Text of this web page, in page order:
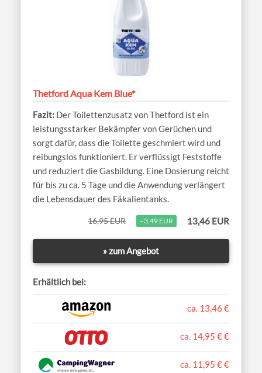
Thetford Aqua Kem Blue*
Der Toilettenzusatz von Thetford ist ein
leistungsstarker Bekämpfer von Gerüchen und
sorgt dafür, dass die Toilette geschmiert wird und
reibungslos funktioniert. Er verflüssigt Feststoffe
und reduziert die Gasbildung. Eine Dosierung reicht
für bis zu ca. 5 Tage und die Anwendung verlängert
die Lebensdauer des Fäkalientanks.
16,95 EUR −3,49 EUR 13,46 EUR
» zum Angebot
Erhältlich bei:
ca. 13,46 €
ca. 14,95 € €
ca. 11,95 € €